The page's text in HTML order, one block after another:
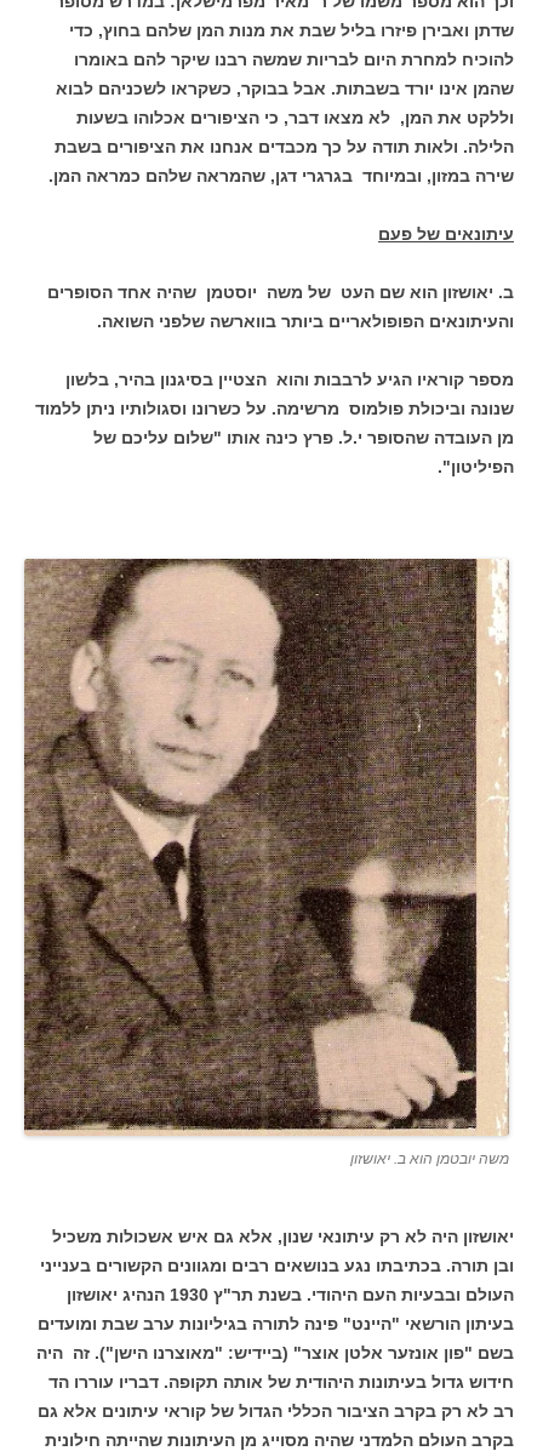
שדתן ואבירן פיזרו בליל שבת את מנות המן שלהם בחוץ, כדי
להוכיח למחרת היום לבריות שמשה רבנו שיקר להם באומרו
שהמן אינו יורד בשבתות. אבל בבוקר, כשקראו לשכניהם לבוא
וללקט את המן, לא מצאו דבר, כי הציפורים אכלוהו בשעות
הלילה. ולאות תודה על כך מכבדים אנחנו את הציפורים בשבת
שירה במזון, ובמיוחד בגרגרי דגן, שהמראה שלהם כמראה המן.
עיתונאים של פעם
ב. יאושזון הוא שם העט של משה יוסטמן שהיה אחד הסופרים
והעיתונאים הפופולאריים ביותר בווארשה שלפני השואה.
מספר קוראיו הגיע לרבבות והוא הצטיין בסיגנון בהיר, בלשון
שנונה וביכולת פולמוס מרשימה. על כשרונו וסגולותיו ניתן ללמוד
מן העובדה שהסופר י.ל. פרץ כינה אותו "שלום עליכם של
הפיליטון".
משה יובטמן הוא ב. יאושזון
יאושזון היה לא רק עיתונאי שנון, אלא גם איש אשכולות משכיל
ובן תורה. בכתיבתו נגע בנושאים רבים ומגוונים הקשורים בענייני
העולם ובבעיות העם היהודי. בשנת תר"ץ 1930 הנהיג יאושזון
בעיתון הורשאי "היינט" פינה לתורה בגיליונות ערב שבת ומועדים
בשם "פון אונזער אלטן אוצר" (ביידיש: "מאוצרנו הישן"). זה היה
חידוש גדול בעיתונות היהודית של אותה תקופה. דבריו עוררו הד
רב לא רק בקרב הציבור הכללי הגדול של קוראי עיתונים אלא גם
בקרב העולם הלמדני שהיה מסוייג מן העיתונות שהייתה חילונית